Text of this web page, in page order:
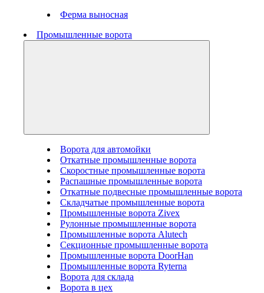
Ферма выносная
Промышленные ворота
Ворота для автомойки
Откатные промышленные ворота
Скоростные промышленные ворота
Распашные промышленные ворота
Откатные подвесные промышленные ворота
Складчатые промышленные ворота
Промышленные ворота Zivex
Рулонные промышленные ворота
Промышленные ворота Alutech
Секционные промышленные ворота
Промышленные ворота DoorHan
Промышленные ворота Ryterna
Ворота для склада
Ворота в цех